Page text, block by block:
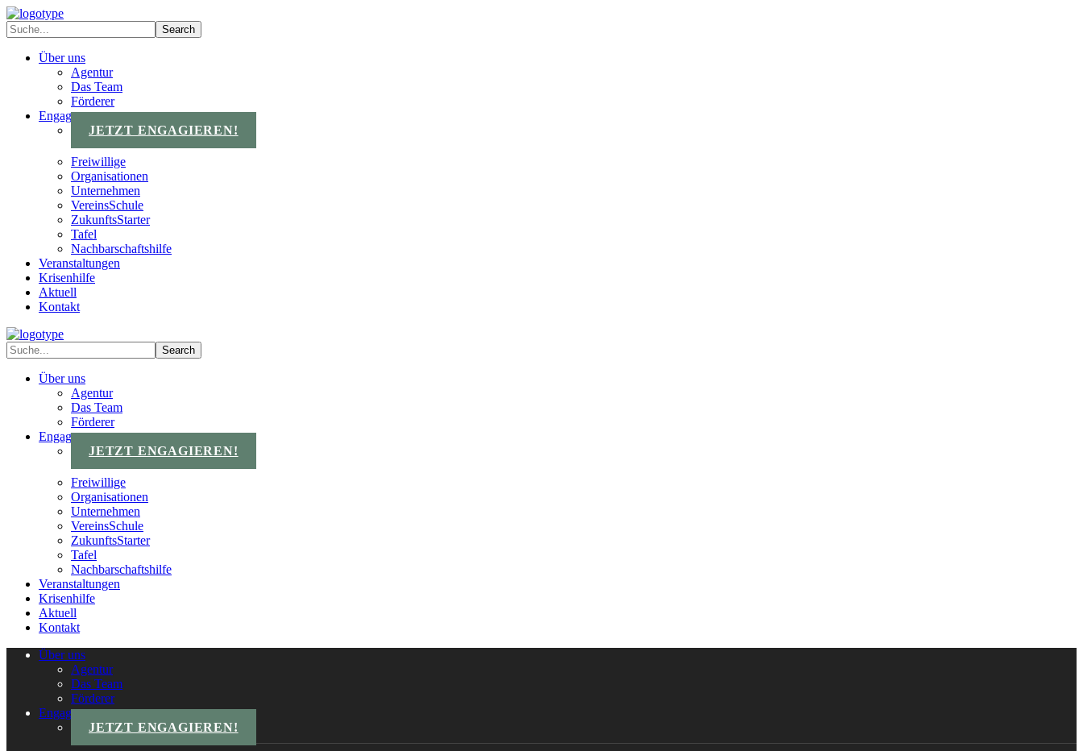
Über uns
Agentur
Das Team
Förderer
Engagements
JETZT ENGAGIEREN!
Freiwillige
Organisationen
Unternehmen
VereinsSchule
ZukunftsStarter
Tafel
Nachbarschaftshilfe
Veranstaltungen
Krisenhilfe
Aktuell
Kontakt
Über uns
Agentur
Das Team
Förderer
Engagements
JETZT ENGAGIEREN!
Freiwillige
Organisationen
Unternehmen
VereinsSchule
ZukunftsStarter
Tafel
Nachbarschaftshilfe
Veranstaltungen
Krisenhilfe
Aktuell
Kontakt
Über uns
Agentur
Das Team
Förderer
Engagements
JETZT ENGAGIEREN!